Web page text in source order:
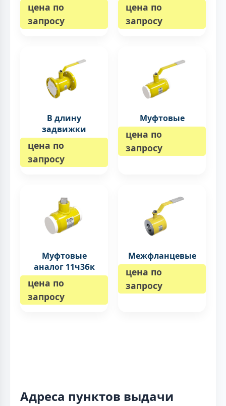
цена по
запросу
цена по
запросу
В длину
задвижки
цена по
запросу
Муфтовые
цена по
запросу
Муфтовые
аналог 11ч3бк
цена по
запросу
Межфланцевые
цена по
запросу
Адреса пунктов выдачи